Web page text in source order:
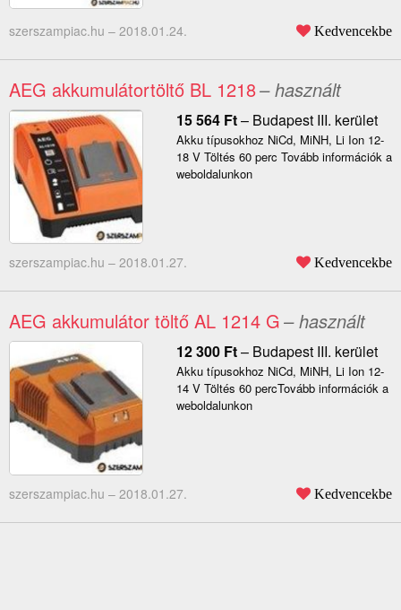
szerszampiac.hu – 2018.01.24. Kedvencekbe
AEG akkumulátortöltő BL 1218– használt
15 564 Ft– Budapest III. kerület
Akku típusokhoz NiCd, MiNH, Li Ion 12-
18 V Töltés 60 perc Tovább információk a
weboldalunkon
szerszampiac.hu – 2018.01.27. Kedvencekbe
AEG akkumulátor töltő AL 1214 G– használt
12 300 Ft– Budapest III. kerület
Akku típusokhoz NiCd, MiNH, Li Ion 12-
14 V Töltés 60 percTovább információk a
weboldalunkon
szerszampiac.hu – 2018.01.27. Kedvencekbe